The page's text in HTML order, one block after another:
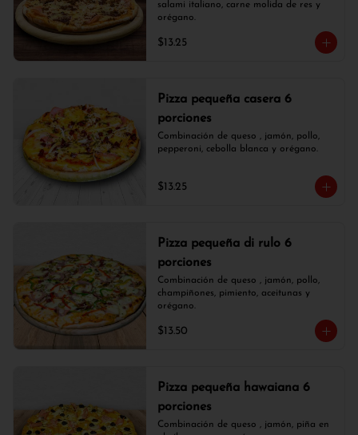
salami italiano, carne molida de res y
orégano.
$13.25
Pizza pequeña casera 6
porciones
Combinación de queso , jamón, pollo,
pepperoni, cebolla blanca y orégano.
$13.25
Pizza pequeña di rulo 6
porciones
Combinación de queso , jamón, pollo,
champiñones, pimiento, aceitunas y
orégano.
$13.50
Pizza pequeña hawaiana 6
porciones
Combinación de queso , jamón, piña en